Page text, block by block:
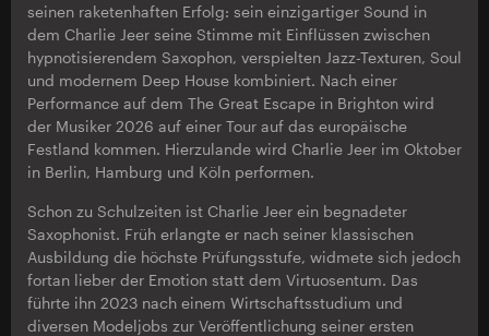
seinen raketenhaften Erfolg: sein einzigartiger Sound in
dem Charlie Jeer seine Stimme mit Einflüssen zwischen
hypnotisierendem Saxophon, verspielten Jazz-Texturen, Soul
und modernem Deep House kombiniert. Nach einer
Performance auf dem The Great Escape in Brighton wird
der Musiker 2026 auf einer Tour auf das europäische
Festland kommen. Hierzulande wird Charlie Jeer im Oktober
in Berlin, Hamburg und Köln performen.
Schon zu Schulzeiten ist Charlie Jeer ein begnadeter
Saxophonist. Früh erlangte er nach seiner klassischen
Ausbildung die höchste Prüfungsstufe, widmete sich jedoch
fortan lieber der Emotion statt dem Virtuosentum. Das
führte ihn 2023 nach einem Wirtschaftsstudium und
diversen Modeljobs zur Veröffentlichung seiner ersten